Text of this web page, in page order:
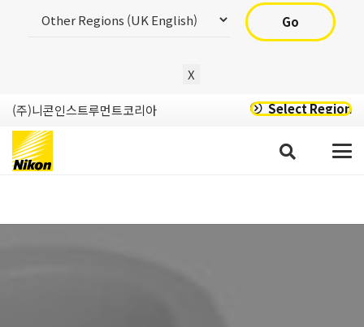
Go
X
(주)니콘인스트루먼트코리아 Select Region